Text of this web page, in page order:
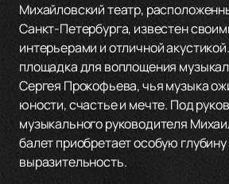
Михайловский театр,
Санкт-Петербурга, известен
интерьерами и отличной
площадка для воплощения
Сергея Прокофьева, чья музыка
юности, счастье и мечте. Под
музыкального руководителя
балет приобретает особую глубину
выразительность.